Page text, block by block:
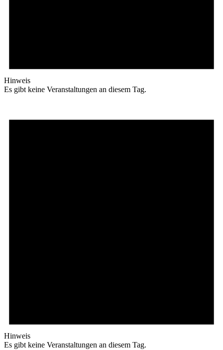
Hinweis
Es gibt keine Veranstaltungen an diesem Tag.
Hinweis
Es gibt keine Veranstaltungen an diesem Tag.